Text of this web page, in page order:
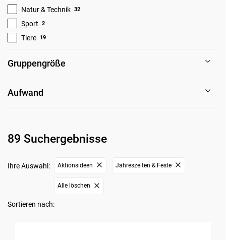
Natur & Technik 32
Sport 2
Tiere 19
Gruppengröße
Aufwand
89 Suchergebnisse
Ihre Auswahl: Aktionsideen Jahreszeiten & Feste
Alle löschen
Sortieren nach: